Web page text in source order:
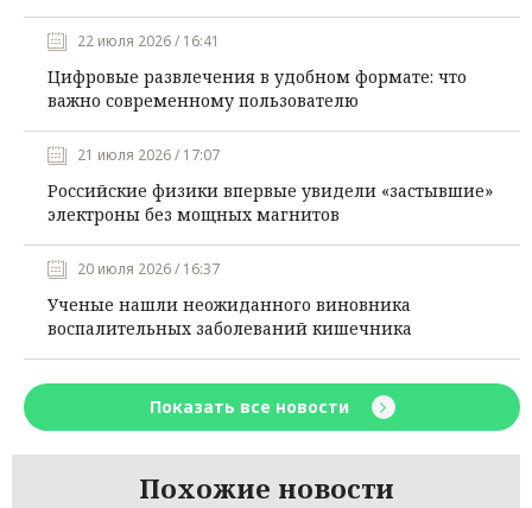
22 июля 2026 / 16:41
Цифровые развлечения в удобном формате: что
важно современному пользователю
21 июля 2026 / 17:07
Российские физики впервые увидели «застывшие»
электроны без мощных магнитов
20 июля 2026 / 16:37
Ученые нашли неожиданного виновника
воспалительных заболеваний кишечника
Показать все новости
Похожие новости